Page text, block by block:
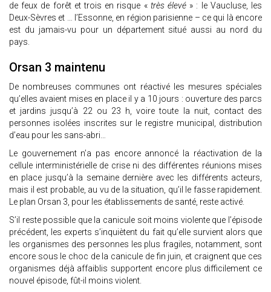
de feux de forêt et trois en risque «très élevé » : le Vaucluse, les
Deux-Sèvres et … l’Essonne, en région parisienne – ce qui là encore
est du jamais-vu pour un département situé aussi au nord du
pays.
Orsan 3 maintenu
De nombreuses communes ont réactivé les mesures spéciales
qu’elles avaient mises en place il y a 10 jours : ouverture des parcs
et jardins jusqu’à 22 ou 23 h, voire toute la nuit, contact des
personnes isolées inscrites sur le registre municipal, distribution
d’eau pour les sans-abri…
Le gouvernement n’a pas encore annoncé la réactivation de la
cellule interministérielle de crise ni des différentes réunions mises
en place jusqu’à la semaine dernière avec les différents acteurs,
mais il est probable, au vu de la situation, qu’il le fasse rapidement.
Le plan Orsan 3, pour les établissements de santé, reste activé.
S’il reste possible que la canicule soit moins violente que l’épisode
précédent, les experts s’inquiètent du fait qu’elle survient alors que
les organismes des personnes les plus fragiles, notamment, sont
encore sous le choc de la canicule de fin juin, et craignent que ces
organismes déjà affaiblis supportent encore plus difficilement ce
nouvel épisode, fût-il moins violent.